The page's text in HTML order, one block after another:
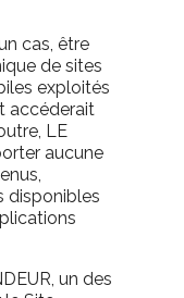
cas, être
de sites
exploités
accéderait
LE
aucune
disponibles
un des